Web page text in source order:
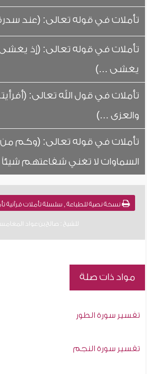
تأملات في قوله تعالى: (عند
تأملات في قوله تعالى: (إذ يغشى
يغشى ...)
تأملات في قول الله تعالى:
والعزى ...)
تأملات في قوله تعالى: (وكم
السماوات لا تغني شفاعتهم
نسخة نصية للطباعة , سلسلة تأملات قرآنية
للشيخ : صالح بن عواد
مواد ذات صلة
تفسير سورة الطور
تفسير سورة النجم